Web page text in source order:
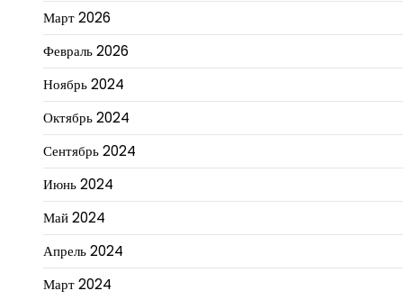
Март 2026
Февраль 2026
Ноябрь 2024
Октябрь 2024
Сентябрь 2024
Июнь 2024
Май 2024
Апрель 2024
Март 2024